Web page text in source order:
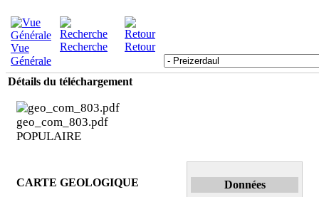
Vue
Générale
Recherche Retour
Détails du téléchargement
geo_com_803.pdf
POPULAIRE
CARTE GEOLOGIQUE Données